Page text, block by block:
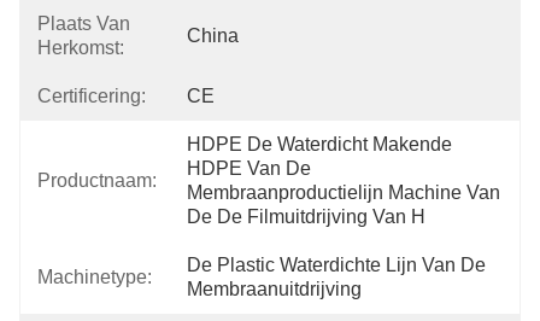
Plaats Van
Herkomst:
China
Certificering: CE
Productnaam:
HDPE De Waterdicht Makende
HDPE Van De
Membraanproductielijn Machine Van
De De Filmuitdrijving Van H
Machinetype:
De Plastic Waterdichte Lijn Van De
Membraanuitdrijving